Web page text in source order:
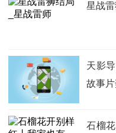
星战
天影
故事
石榴